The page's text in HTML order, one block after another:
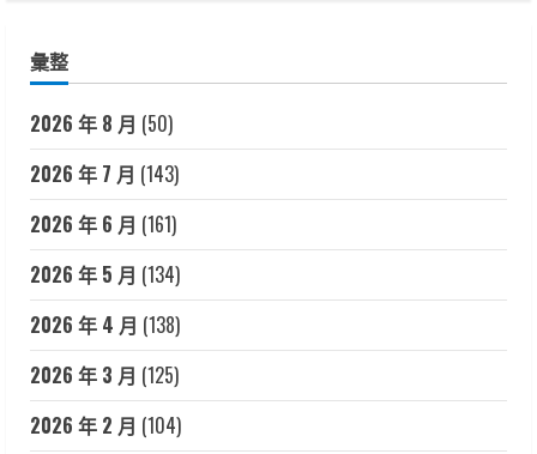
彙整
2026 年 8 月 (50)
2026 年 7 月 (143)
2026 年 6 月 (161)
2026 年 5 月 (134)
2026 年 4 月 (138)
2026 年 3 月 (125)
2026 年 2 月 (104)